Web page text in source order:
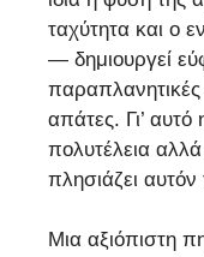
ταχύτητα και ο
— δημιουργεί
απάτες. Γι’
πολυτέλεια
πλησιάζει
Μια αξιόπιστη